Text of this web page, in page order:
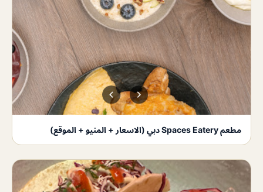
مطعم Spaces Eatery دبي (الاسعار + المنيو + الموقع)